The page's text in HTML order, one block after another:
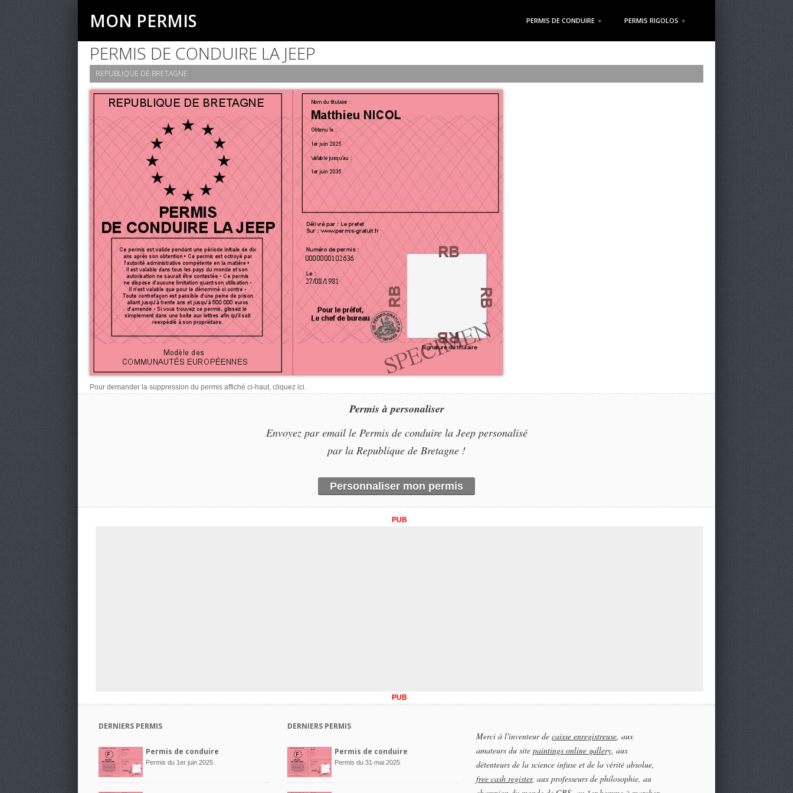
MON PERMIS PERMIS DE CONDUIRE PERMIS RIGOLOS
PERMIS DE CONDUIRE LA JEEP
REPUBLIQUE DE BRETAGNE
Pour demander la suppression du permis affiché ci-haut, cliquez ici.
Permis à personaliser
Envoyez par email le Permis de conduire la Jeep personalisé
par la Republique de Bretagne !
Personnaliser mon permis
PUB
PUB
DERNIERS PERMIS
Permis de conduire
Permis du 1er juin 2025
DERNIERS PERMIS
Permis de conduire
Permis du 31 mai 2025
Merci à l'inventeur de caisse enregistreuse, aux
amateurs du site paintings online gallery, aux
détenteurs de la science infuse et de la vérité absolue,
free cash register, aux professeurs de philosophie, au